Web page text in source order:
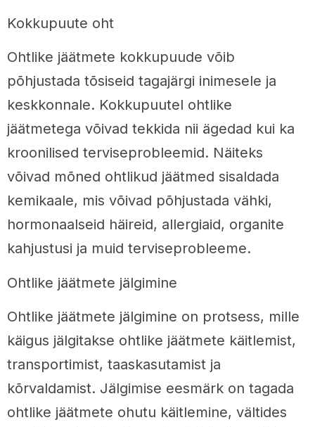
Kokkupuute oht
Ohtlike jäätmete kokkupuude võib
põhjustada tõsiseid tagajärgi inimesele ja
keskkonnale. Kokkupuutel ohtlike
jäätmetega võivad tekkida nii ägedad kui ka
kroonilised terviseprobleemid. Näiteks
võivad mõned ohtlikud jäätmed sisaldada
kemikaale, mis võivad põhjustada vähki,
hormonaalseid häireid, allergiaid, organite
kahjustusi ja muid terviseprobleeme.
Ohtlike jäätmete jälgimine
Ohtlike jäätmete jälgimine on protsess, mille
käigus jälgitakse ohtlike jäätmete käitlemist,
transportimist, taaskasutamist ja
kõrvaldamist. Jälgimise eesmärk on tagada
ohtlike jäätmete ohutu käitlemine, vältides